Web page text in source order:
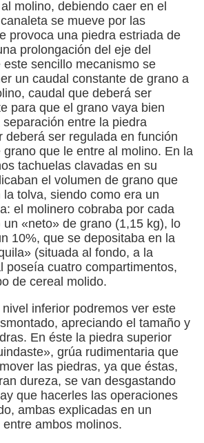
molino, debiendo caer en el
se mueve por las
provoca una piedra estriada de
prolongación del eje del
este sencillo mecanismo se
un caudal constante de grano a
caudal que deberá ser
para que el grano vaya bien
entre la piedra
deberá ser regulada en función
que le entre al molino. En la
tachuelas clavadas en su
el volumen de grano que
tolva, siendo como era un
el molinero cobraba por cada
un «neto» de grano (1,15 kg), lo
10%, que se depositaba en la
(situada al fondo, a la
poseía cuatro compartimentos,
de cereal molido.
inferior podremos ver este
apreciando el tamaño y
En éste la piedra superior
grúa rudimentaria que
las piedras, ya que éstas,
dureza, se van desgastando
que hacerles las operaciones
ambas explicadas en un
ambos molinos.